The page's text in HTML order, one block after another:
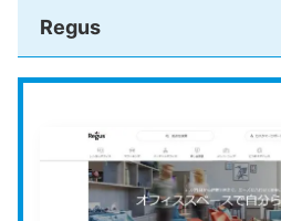
公式HP
Karigoでは、会社設立代行サー
の司法書士や行政書士を無料で
Regus